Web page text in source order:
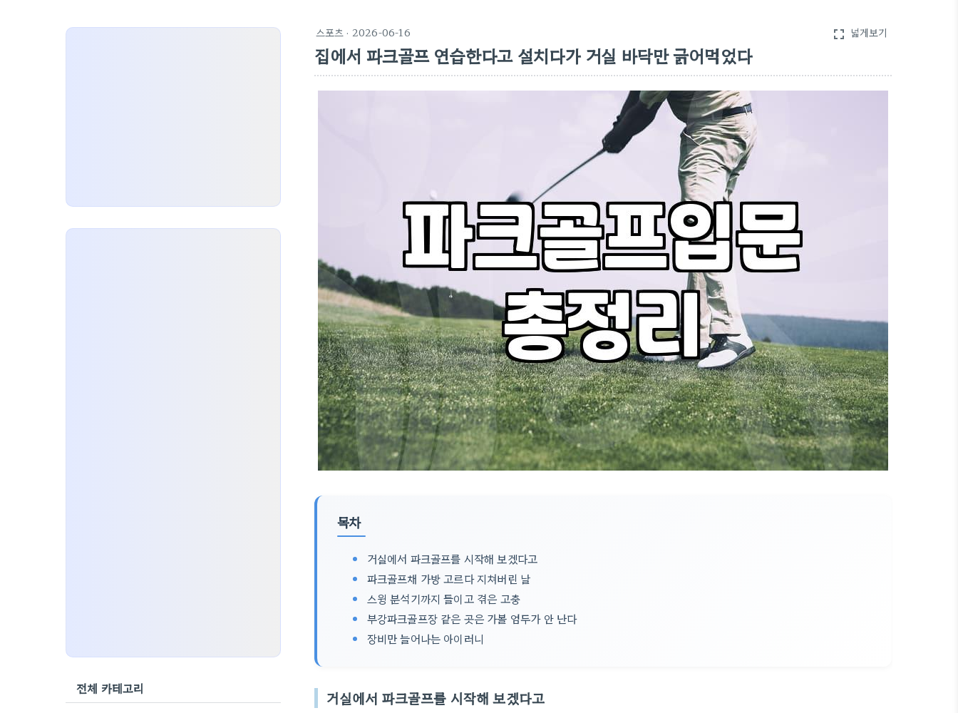
스포츠 · 2026-06-16 fullscreen 넓게보기
집에서 파크골프 연습한다고 설치다가 거실 바닥만 긁어먹었다
목차
거실에서 파크골프를 시작해 보겠다고
파크골프채 가방 고르다 지쳐버린 날
스윙 분석기까지 들이고 겪은 고충
부강파크골프장 같은 곳은 가볼 엄두가 안 난다
장비만 늘어나는 아이러니
거실에서 파크골프를 시작해 보겠다고
전체 카테고리